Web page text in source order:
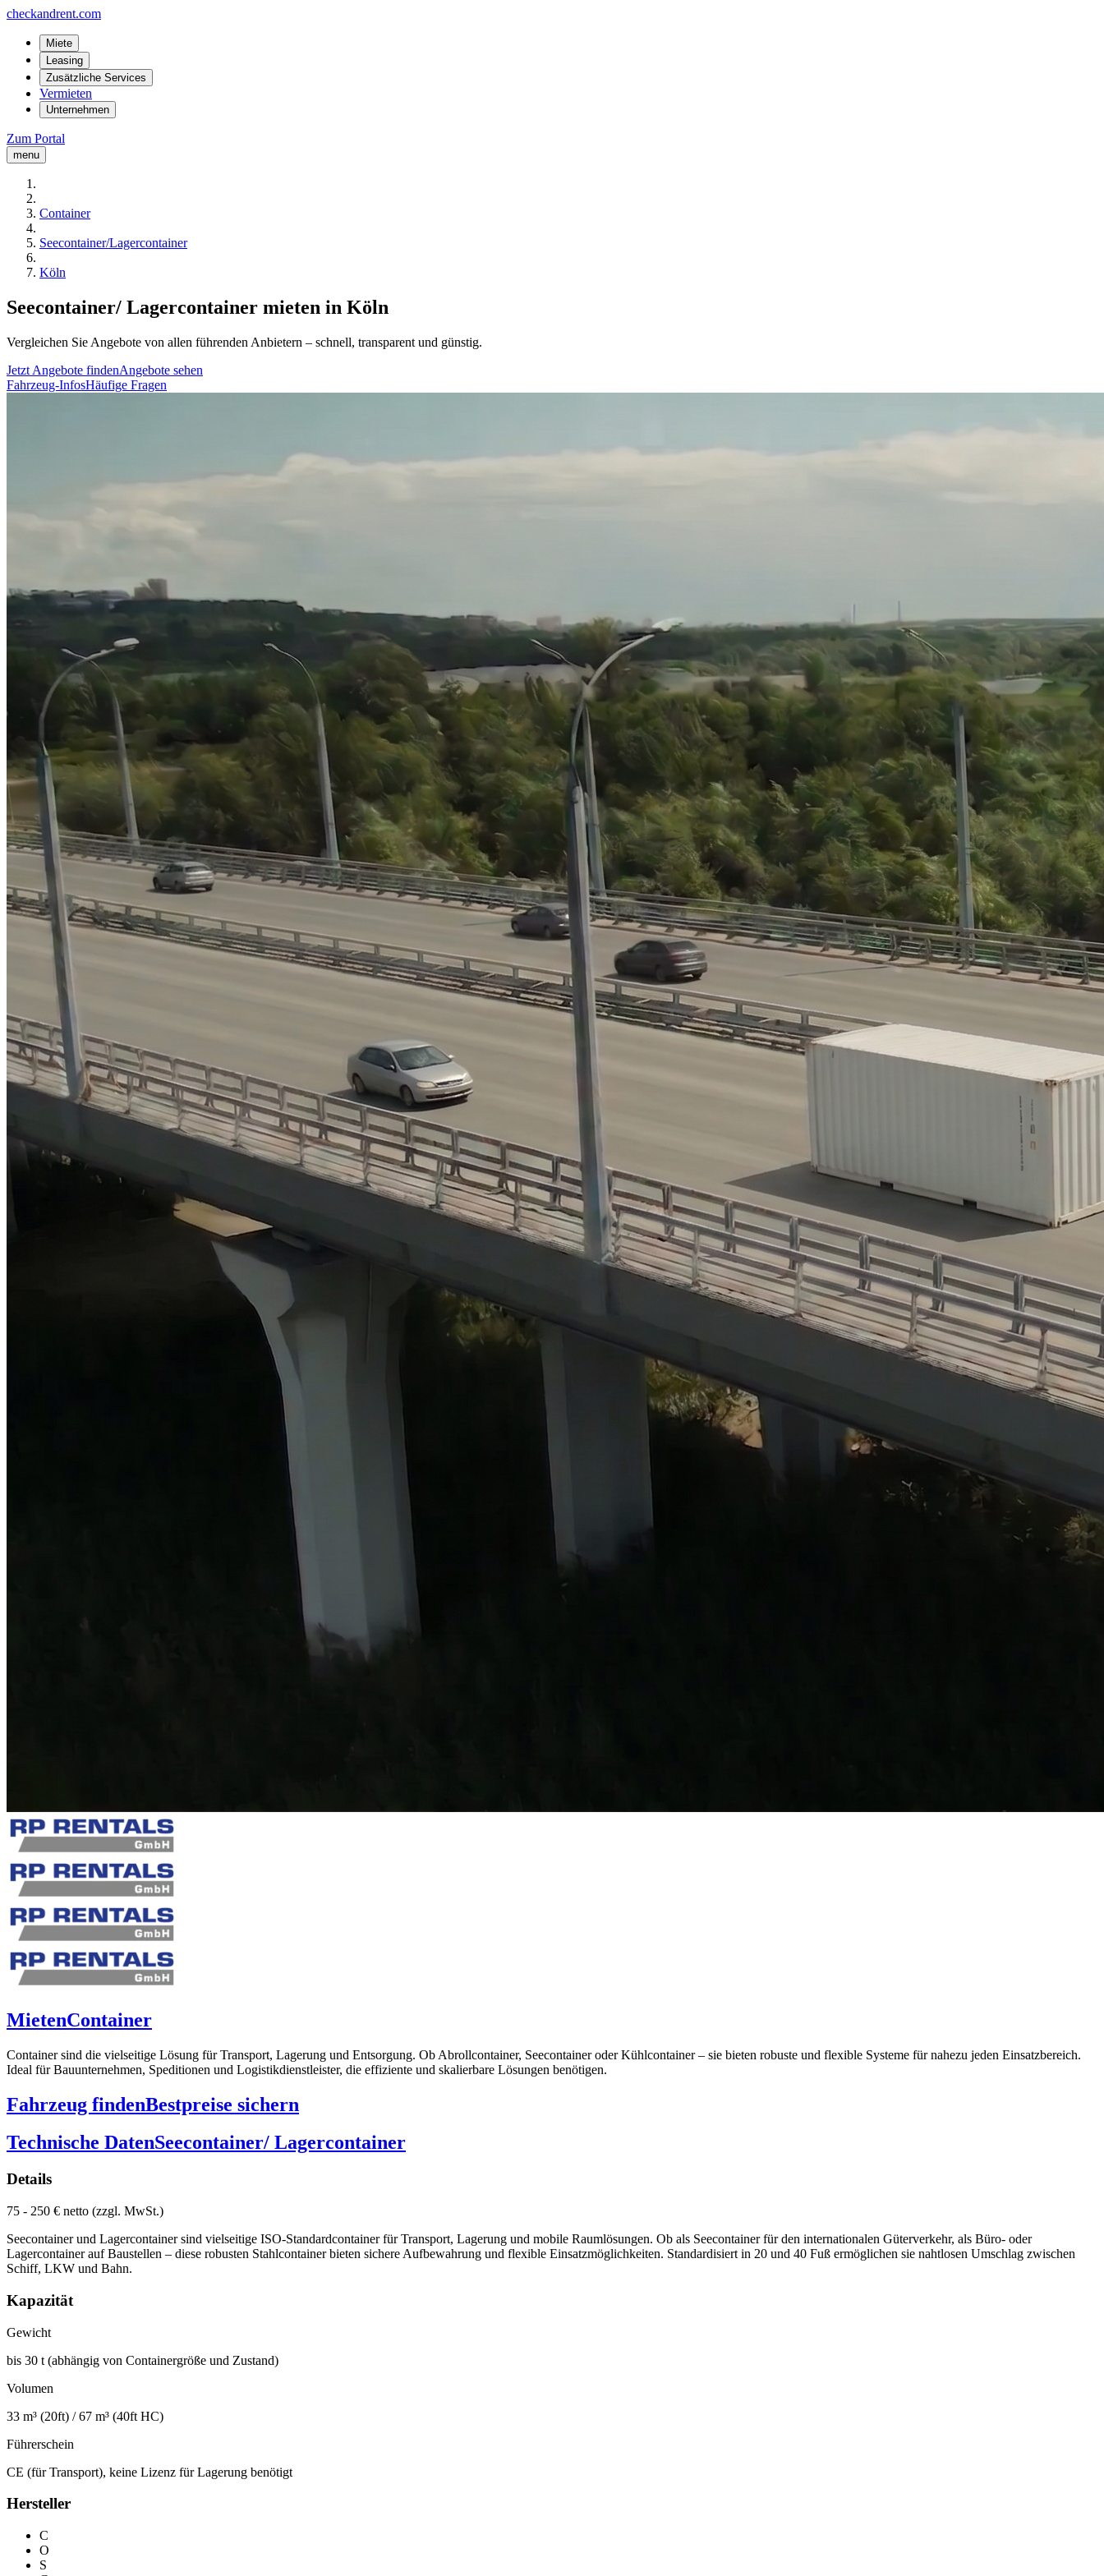
checkandrent.com
Miete
Leasing
Zusätzliche Services
Vermieten
Unternehmen
Zum Portal
menu
Container
Seecontainer/Lagercontainer
Köln
Seecontainer/ Lagercontainer mieten in Köln
Vergleichen Sie Angebote von allen führenden Anbietern – schnell, transparent und günstig.
Jetzt Angebote findenAngebote sehen
Fahrzeug-InfosHäufige Fragen
MietenContainer
Container sind die vielseitige Lösung für Transport, Lagerung und Entsorgung. Ob Abrollcontainer, Seecontainer oder Kühlcontainer – sie bieten robuste und flexible Systeme für nahezu jeden Einsatzbereich.
Ideal für Bauunternehmen, Speditionen und Logistikdienstleister, die effiziente und skalierbare Lösungen benötigen.
Fahrzeug findenBestpreise sichern
Technische DatenSeecontainer/ Lagercontainer
Details
75 - 250 € netto (zzgl. MwSt.)
Seecontainer und Lagercontainer sind vielseitige ISO-Standardcontainer für Transport, Lagerung und mobile Raumlösungen. Ob als Seecontainer für den internationalen Güterverkehr, als Büro- oder
Lagercontainer auf Baustellen – diese robusten Stahlcontainer bieten sichere Aufbewahrung und flexible Einsatzmöglichkeiten. Standardisiert in 20 und 40 Fuß ermöglichen sie nahtlosen Umschlag zwischen
Schiff, LKW und Bahn.
Kapazität
Gewicht
bis 30 t (abhängig von Containergröße und Zustand)
Volumen
33 m³ (20ft) / 67 m³ (40ft HC)
Führerschein
CE (für Transport), keine Lizenz für Lagerung benötigt
Hersteller
C
O
S